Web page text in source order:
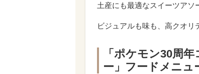
土産にも最適なスイーツアソ
ビジュアルも味も、高クオリ
「ポケモン30周
ー」フードメニュ